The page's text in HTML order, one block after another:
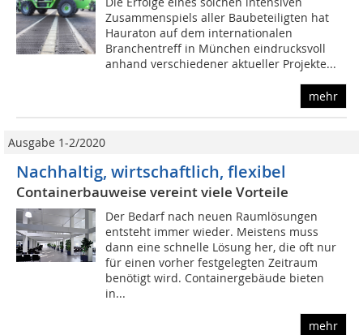
Zusammenspiels aller Baubeteiligten hat
Hauraton auf dem internationalen
Branchentreff in München eindrucksvoll
anhand verschiedener aktueller Projekte...
mehr
Ausgabe 1-2/2020
Nachhaltig, wirtschaftlich, flexibel
Containerbauweise vereint viele Vorteile
Der Bedarf nach neuen Raumlösungen
entsteht immer wieder. Meistens muss
dann eine schnelle Lösung her, die oft nur
für einen vorher festgelegten Zeitraum
benötigt wird. Containergebäude bieten
in...
mehr